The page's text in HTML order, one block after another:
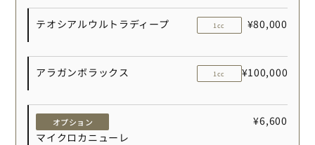
テオシアルウルトラディープ 1cc ¥80,000
アラガンボラックス 1cc ¥100,000
オプション
マイクロカニューレ
¥6,600